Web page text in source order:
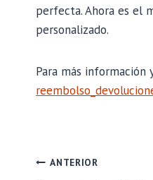
perfecta. Ahora es el
personalizado.
Para más información
ANTERIOR